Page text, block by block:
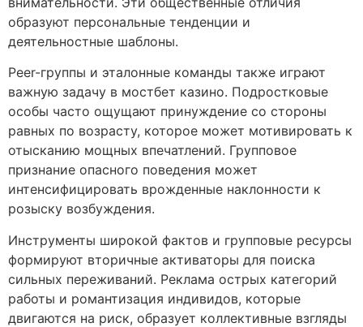
образуют персональные тенденции и
деятельностные шаблоны.
Peer-группы и эталонные команды также играют
важную задачу в мостбет казино. Подростковые
особы часто ощущают принуждение со стороны
равных по возрасту, которое может мотивировать к
отысканию мощных впечатлений. Групповое
признание опасного поведения может
интенсифицировать врожденные наклонности к
розыску возбуждения.
Инструменты широкой фактов и групповые ресурсы
формируют вторичные активаторы для поиска
сильных переживаний. Реклама острых категорий
работы и романтизация индивидов, которые
двигаются на риск, образует коллективные взгляды